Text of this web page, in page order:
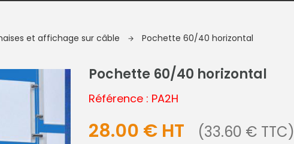
et affichage sur câble Pochette 60/40 horizontal
Pochette 60/40 horizontal
Référence : PA2H
28.00 € HT (33.60 € TTC)